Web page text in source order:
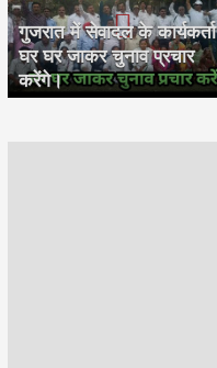
गुजरात में सेवादल के कार्यकर्ता
घर घर जाकर चुनाव प्रचार
करेंगे।